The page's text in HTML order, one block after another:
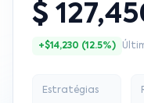
$
+$14,230 (12.5%)
Estratégias